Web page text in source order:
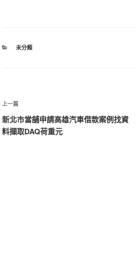
分
未分類
文
章
導
上
一
篇
上一篇
新北市當舖申請高雄汽車借款案例找資
料擷取DAQ荷重元